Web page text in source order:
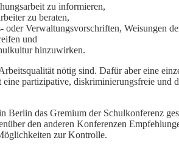
zu informieren,
zu beraten,
Verwaltungsvorschriften, Weisungen
und
hinzuwirken.
nötig sind. Dafür aber eine
partizipative, diskriminierungsfreie
das Gremium der Schulkonferenz
den anderen Konferenzen
zur Kontrolle.